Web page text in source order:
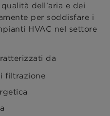
dell'aria e dei
per soddisfare i
HVAC nel settore
da
filtrazione